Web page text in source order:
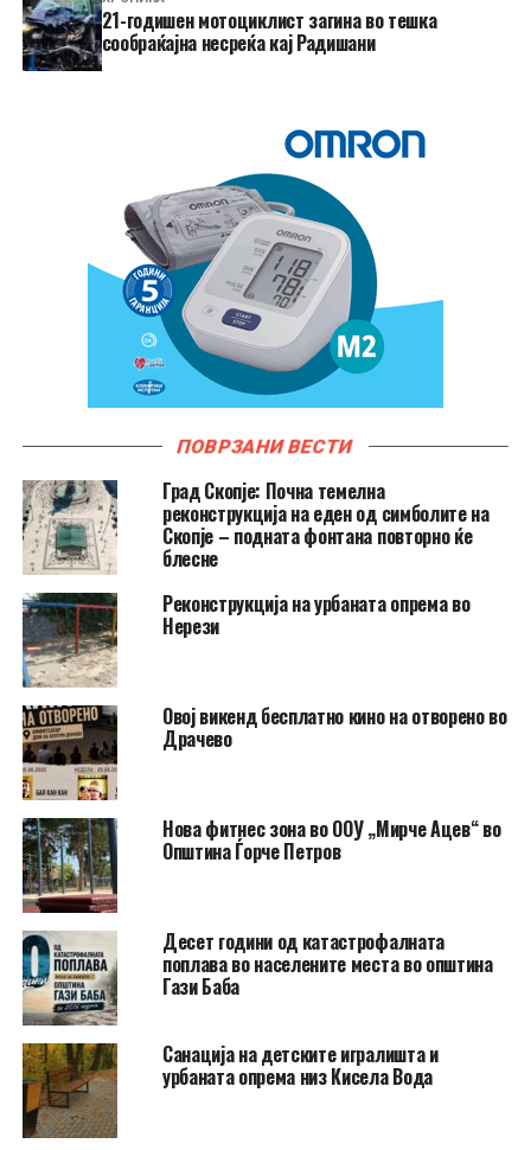
21-годишен мотоциклист загина во тешка
сообраќајна несреќа кај Радишани
ПОВРЗАНИ ВЕСТИ
Град Скопје: Почна темелна
реконструкција на еден од симболите на
Скопје – подната фонтана повторно ќе
блесне
Реконструкција на урбаната опрема во
Нерези
​Овој викенд бесплатно кино на отворено во
Драчево
Нова фитнес зона во ООУ „Мирче Ацев“ во
Општина Ѓорче Петров
Десет години од катастрофалната
поплава во населените места во општина
Гази Баба
​Санација на детските игралишта и
урбаната опрема низ Кисела Вода